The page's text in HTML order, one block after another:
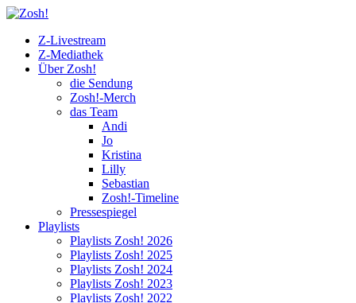
Z-Livestream
Z-Mediathek
Über Zosh!
die Sendung
Zosh!-Merch
das Team
Andi
Jo
Kristina
Lilly
Sebastian
Zosh!-Timeline
Pressespiegel
Playlists
Playlists Zosh! 2026
Playlists Zosh! 2025
Playlists Zosh! 2024
Playlists Zosh! 2023
Playlists Zosh! 2022